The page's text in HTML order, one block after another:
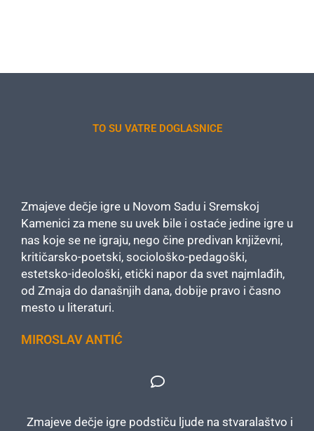
TO SU VATRE DOGLASNICE
Zmajeve dečje igre u Novom Sadu i Sremskoj
Kamenici za mene su uvek bile i ostaće jedine igre u
nas koje se ne igraju, nego čine predivan književni,
kritičarsko-poetski, sociološko-pedagoški,
estetsko-ideološki, etički napor da svet najmlađih,
od Zmaja do današnjih dana, dobije pravo i časno
mesto u literaturi.
MIROSLAV ANTIĆ
Zmajeve dečje igre podstiču ljude na stvaralaštvo i